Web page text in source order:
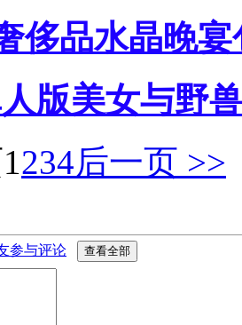
侈品水晶晚宴
版美女与野
1234后一页 >>
参与评论